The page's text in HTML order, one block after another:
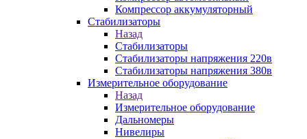
Компрессор аккумуляторный
Стабилизаторы
Назад
Стабилизаторы
Стабилизаторы напряжения 220в
Стабилизаторы напряжения 380в
Измерительное оборудование
Назад
Измерительное оборудование
Дальномеры
Нивелиры